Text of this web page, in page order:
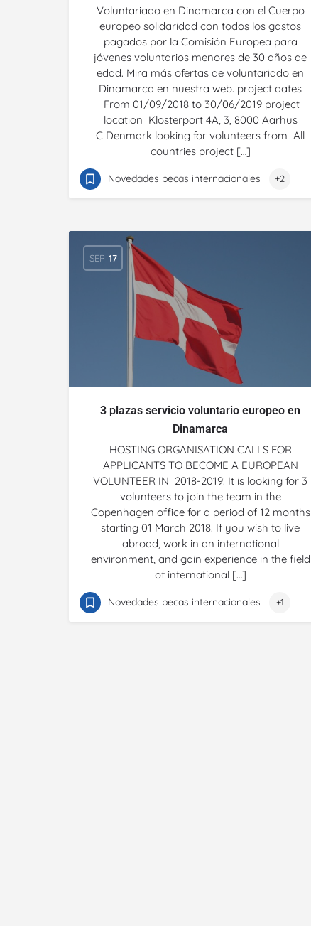
Voluntariado en Dinamarca con el Cuerpo
europeo solidaridad con todos los gastos
pagados por la Comisión Europea para
jóvenes voluntarios menores de 30 años de
edad. Mira más ofertas de voluntariado en
Dinamarca en nuestra web. project dates
From 01/09/2018 to 30/06/2019 project
location Klosterport 4A, 3, 8000 Aarhus
C Denmark looking for volunteers from All
countries project […]
Novedades becas internacionales +2
SEP 17
3 plazas servicio voluntario europeo en
Dinamarca
HOSTING ORGANISATION CALLS FOR
APPLICANTS TO BECOME A EUROPEAN
VOLUNTEER IN 2018-2019! It is looking for 3
volunteers to join the team in the
Copenhagen office for a period of 12 months
starting 01 March 2018. If you wish to live
abroad, work in an international
environment, and gain experience in the field
of international […]
Novedades becas internacionales +1